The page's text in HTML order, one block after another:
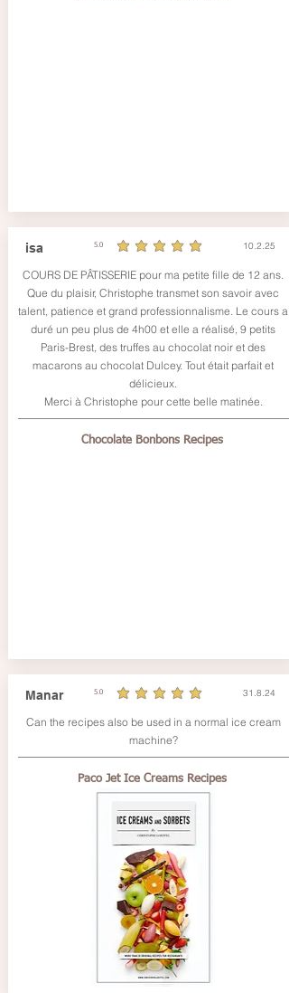
isa 5.0
durchschnittliches Rating ist 5 von 5 10.2.25
COURS DE PÂTISSERIE pour ma petite fille de 12 ans.
Que du plaisir, Christophe transmet son savoir avec
talent, patience et grand professionnalisme. Le cours a
duré un peu plus de 4h00 et elle a réalisé, 9 petits
Paris-Brest, des truffes au chocolat noir et des
macarons au chocolat Dulcey. Tout était parfait et
délicieux.
Merci à Christophe pour cette belle matinée.
Chocolate Bonbons Recipes
Manar 5.0
durchschnittliches Rating ist 5 von 5 31.8.24
Can the recipes also be used in a normal ice cream
machine?
Paco Jet Ice Creams Recipes